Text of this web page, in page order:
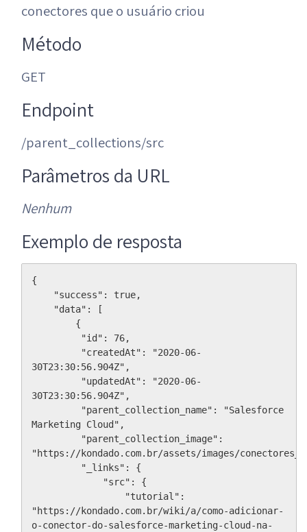
conectores que o usuário criou
Método
GET
Endpoint
/parent_collections/src
Parâmetros da URL
Nenhum
Exemplo de resposta
{
30T23:30:56.904Z",
30T23:30:56.904Z",
Marketing Cloud",
"https://kondado.com.br/assets/images/
"https://kondado.com.br/wiki/a/como-adicionar-
o-conector-do-salesforce-marketing-cloud-na-